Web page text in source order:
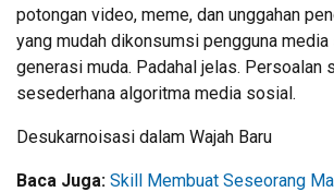
potongan video, meme, dan unggahan
yang mudah dikonsumsi pengguna
generasi muda. Padahal jelas. Persoalan
sesederhana algoritma media sosial.
Desukarnoisasi dalam Wajah Baru
Baca Juga: Skill Membuat Seseorang